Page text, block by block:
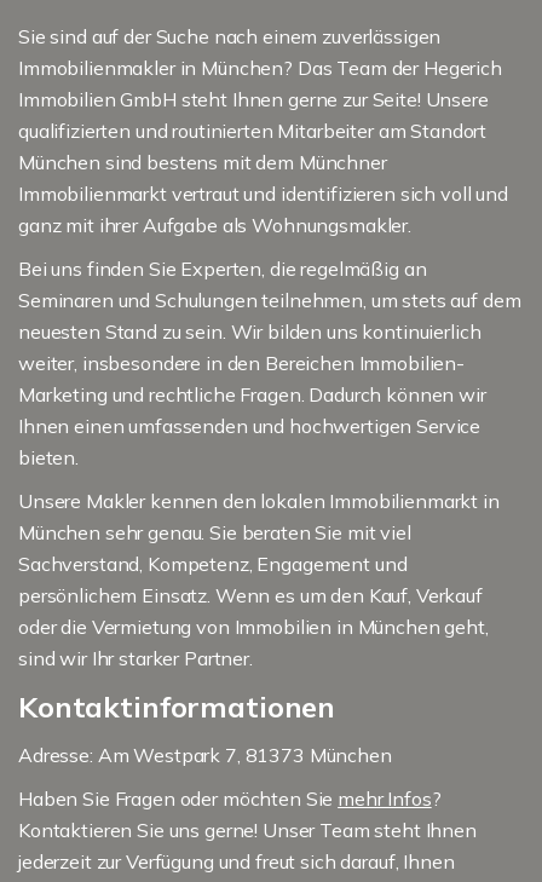
Sie sind auf der Suche nach einem zuverlässigen
Immobilienmakler in München? Das Team der Hegerich
Immobilien GmbH steht Ihnen gerne zur Seite! Unsere
qualifizierten und routinierten Mitarbeiter am Standort
München sind bestens mit dem Münchner
Immobilienmarkt vertraut und identifizieren sich voll und
ganz mit ihrer Aufgabe als Wohnungsmakler.
Bei uns finden Sie Experten, die regelmäßig an
Seminaren und Schulungen teilnehmen, um stets auf dem
neuesten Stand zu sein. Wir bilden uns kontinuierlich
weiter, insbesondere in den Bereichen Immobilien-
Marketing und rechtliche Fragen. Dadurch können wir
Ihnen einen umfassenden und hochwertigen Service
bieten.
Unsere Makler kennen den lokalen Immobilienmarkt in
München sehr genau. Sie beraten Sie mit viel
Sachverstand, Kompetenz, Engagement und
persönlichem Einsatz. Wenn es um den Kauf, Verkauf
oder die Vermietung von Immobilien in München geht,
sind wir Ihr starker Partner.
Kontaktinformationen
Adresse: Am Westpark 7, 81373 München
Haben Sie Fragen oder möchten Sie mehr Infos?
Kontaktieren Sie uns gerne! Unser Team steht Ihnen
jederzeit zur Verfügung und freut sich darauf, Ihnen